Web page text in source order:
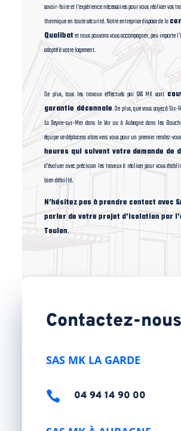
savoir-faire et l’expérience nécessaires pour vous réaliser vos
thermique en toute sécurité. Notre entreprise dispose de la
Qualibatet nous pouvons vous accompagner, peu importe
adapté à votre logement.
De plus, tous les travaux effectués par SAS MK sont
garantie décennale. De plus, que vous soyez à Six-
La Seyne-sur-Mer dans le Var ou à Aubagne dans les
équipe se déplacera alors vers vous pour un premier rendez-vous
heures qui suivent votre demande de
d’évaluer avec précision les travaux à réaliser pour vous
bien détaillé.
N’hésitez pas à prendre contact avec
parler de votre projet d’isolation par
Toulon.
Contactez-nous
SAS MK LA GARDE
 04 94 14 90 00